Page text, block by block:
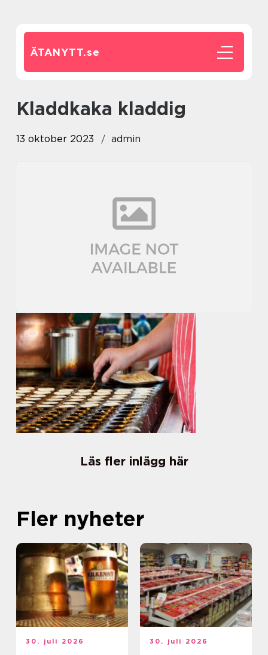
ÄTANYTT.se
kladdkaka kladdig
13 oktober 2023 admin
Läs fler inlägg här
Fler nyheter
30. juli 2026 30. juli 2026